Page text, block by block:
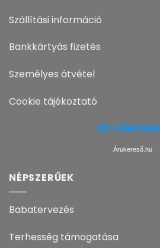
Szállítási információ
Bankkártyás fizetés
Személyes átvétel
Cookie tájékoztató
Árukereső.hu
NÉPSZERŰEK
Babatervezés
Terhesség támogatása